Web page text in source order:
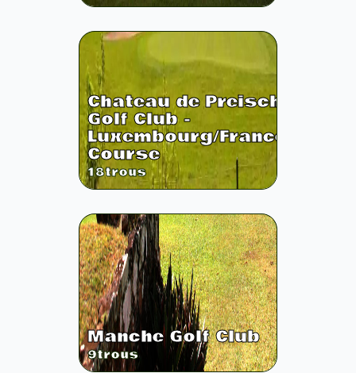
Chateau de Preisch
Golf Club -
Luxembourg/France
Course
18trous
Manche Golf Club
9trous